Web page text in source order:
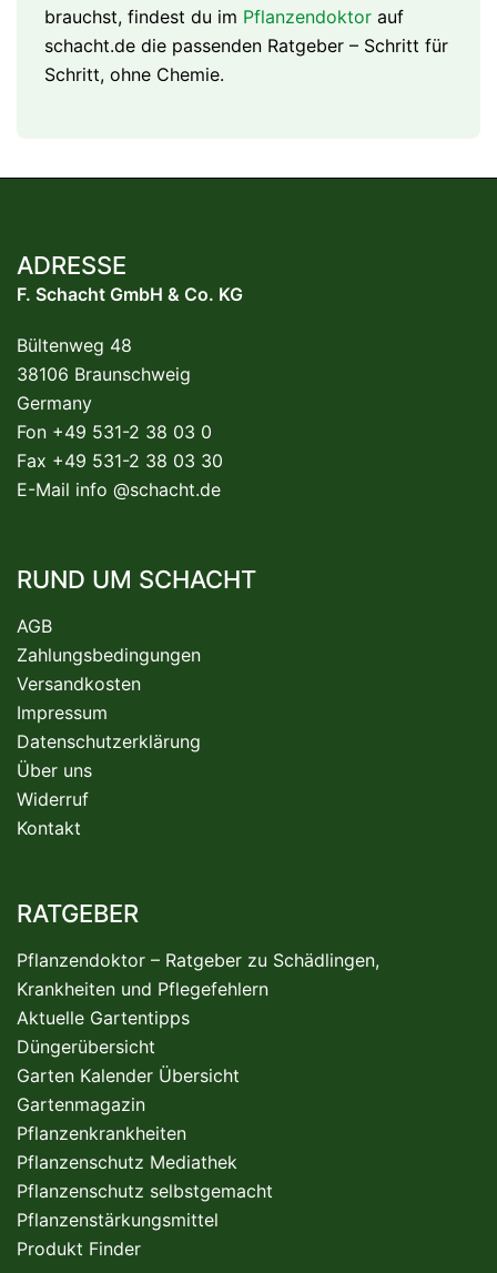
brauchst, findest du im Pflanzendoktor auf
schacht.de die passenden Ratgeber – Schritt für
Schritt, ohne Chemie.
ADRESSE
F. Schacht GmbH & Co. KG
Bültenweg 48
38106 Braunschweig
Germany
Fon +49 531-2 38 03 0
Fax +49 531-2 38 03 30
E-Mail info @schacht.de
RUND UM SCHACHT
AGB
Zahlungsbedingungen
Versandkosten
Impressum
Datenschutzerklärung
Über uns
Widerruf
Kontakt
RATGEBER
Pflanzendoktor – Ratgeber zu Schädlingen,
Krankheiten und Pflegefehlern
Aktuelle Gartentipps
Düngerübersicht
Garten Kalender Übersicht
Gartenmagazin
Pflanzenkrankheiten
Pflanzenschutz Mediathek
Pflanzenschutz selbstgemacht
Pflanzenstärkungsmittel
Produkt Finder